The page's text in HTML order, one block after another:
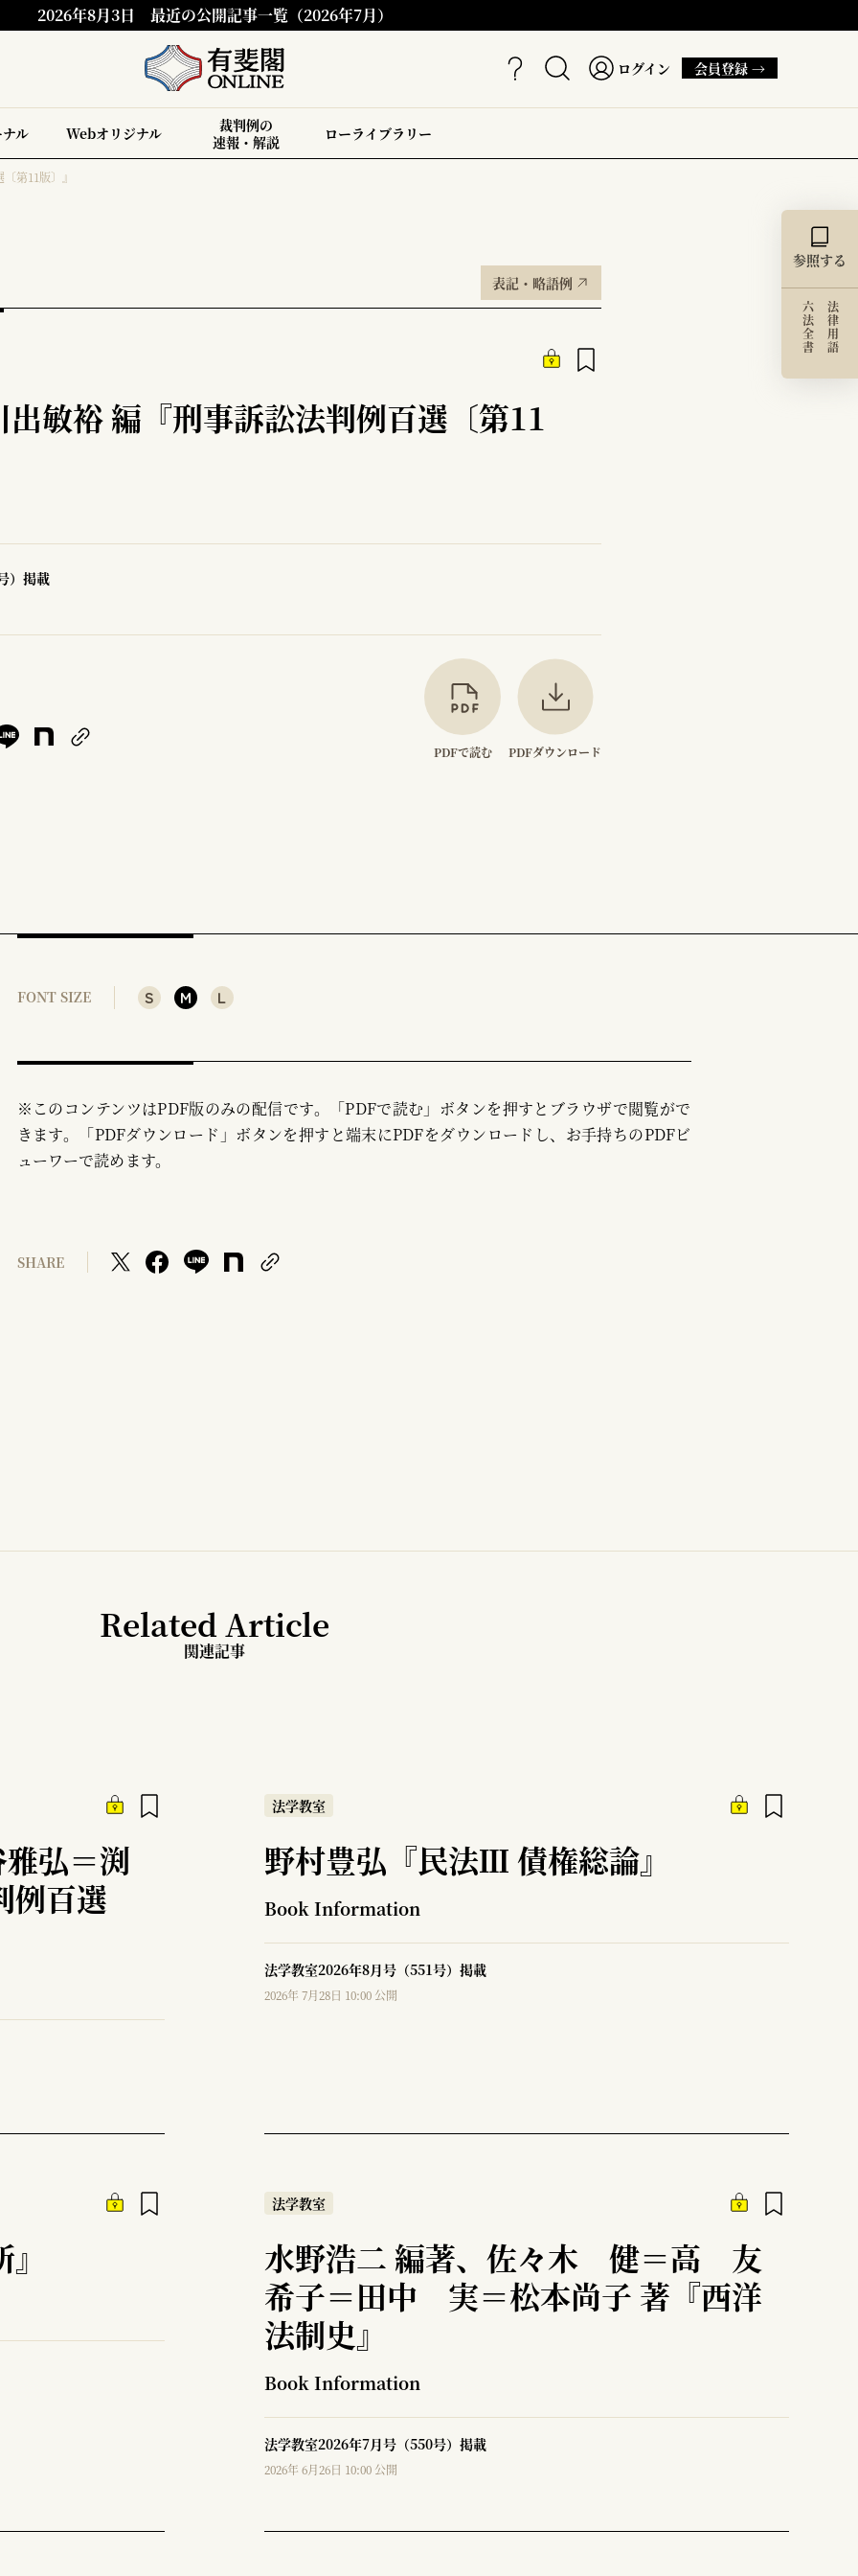
2026年8月3日 最近の公開記事一覧（2026年7月）
ログイン 会員登録 →
ル Webオリジナル
裁判例の
速報・解説
ローライブラリー
第11版〕』
表記・略語例
敏裕 編『刑事訴訟法判例百選〔第11
）掲載
PDFで読む PDFダウンロード
参照する
法律用語
六法全書
FONT SIZE S M L
※このコンテンツはPDF版のみの配信です。「PDFで読む」ボタンを押すとブラウザで閲覧がで
きます。「PDFダウンロード」ボタンを押すと端末にPDFをダウンロードし、お手持ちのPDFビ
ューワーで読めます。
SHARE
Related Article
関連記事
雅弘＝渕
例百選
法学教室
野村豊弘『民法Ⅲ 債権総論』
Book Information
法学教室2026年8月号（551号）掲載
2026年 7月28日 10:00 公開
法学教室
水野浩二 編著、佐々木 健＝高 友
希子＝田中 実＝松本尚子 著『西洋
法制史』
Book Information
法学教室2026年7月号（550号）掲載
2026年 6月26日 10:00 公開